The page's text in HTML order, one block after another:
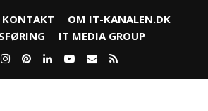
KONTAKT
OM IT-KANALEN.DK
IT MEDIA GROUP